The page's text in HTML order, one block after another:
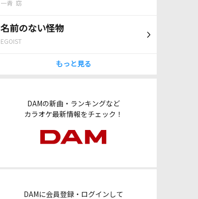
一青 窈
名前のない怪物
EGOIST
もっと見る
DAMの新曲・ランキングなど
カラオケ最新情報をチェック！
DAMに会員登録・ログインして